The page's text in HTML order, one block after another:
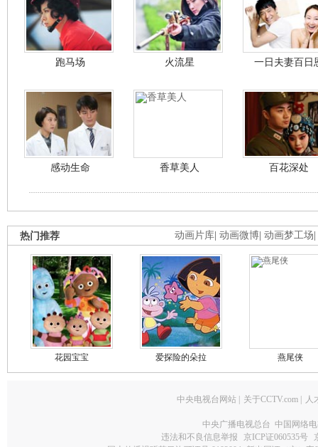
跑马场 火流星 一日夫妻百日
感动生命 香草美人 百花深处
动画片库 动画微博 动画梦工场
热门推荐
花园宝宝 爱探险的朵拉 燕尾侠
中央电视台网站 关于CCTV.com 人
中央广播电视总台 中国网络
违法和不良信息举报
京ICP证060535号